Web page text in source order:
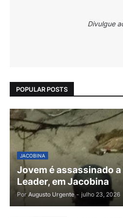
Divulgue
POPULAR POSTS
JACOBINA
Jovem é assassinado
Leader, em Jacobina
Por Augusto Urgente - julho 23, 2026